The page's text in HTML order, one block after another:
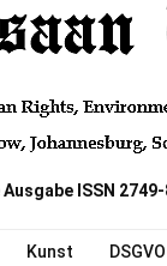
ISSN
Kunst DSGVO